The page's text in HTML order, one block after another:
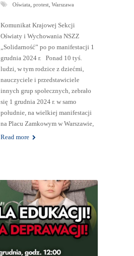
Oświata, protest, Warszawa
Komunikat Krajowej Sekcji
Oświaty i Wychowania NSZZ
„Solidarność” po po manifestacji 1
grudnia 2024 r. Ponad 10 tyś.
ludzi, w tym rodzice z dziećmi,
nauczyciele i przedstawiciele
innych grup społecznych, zebrało
się 1 grudnia 2024 r. w samo
południe, na wielkiej manifestacji
na Placu Zamkowym w Warszawie,
Read more